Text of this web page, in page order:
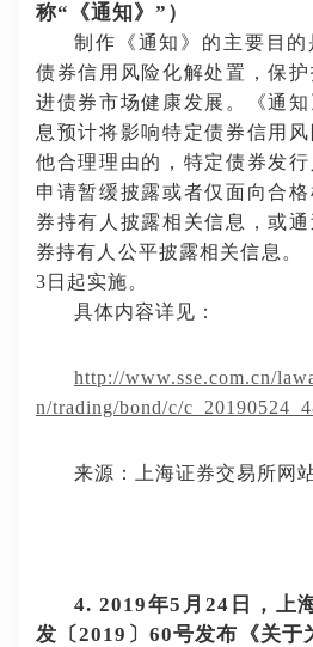
称“《通知》”）
制作《通知》的主要目
债券信用风险化解处置，保
进债券市场健康发展。《通
息预计将影响特定债券信用
他合理理由的，特定债券发
申请暂缓披露或者仅面向合
券持有人披露相关信息，或
券持有人公平披露相关信息。
3日起实施。
具体内容详见：
http://www.sse.com.cn/
n/trading/bond/c/
来源：上海证券交易所网
4. 2019年5月24日，上
发〔2019〕60号发布《关于